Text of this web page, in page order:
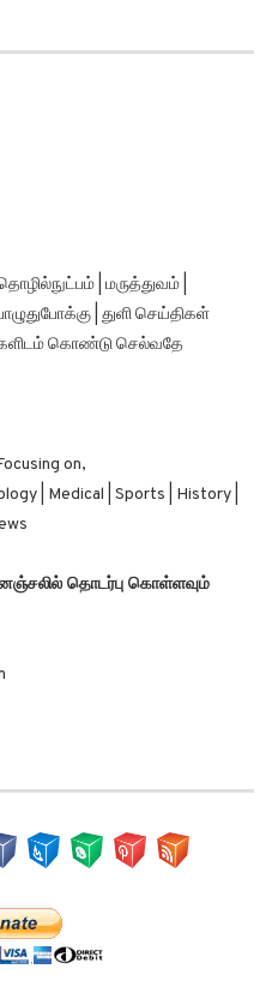
| மருத்துவம் |
| துளி செய்திகள்
கொண்டு செல்வதே
on,
| Medical | Sports | History |
தொடர்பு கொள்ளவும்